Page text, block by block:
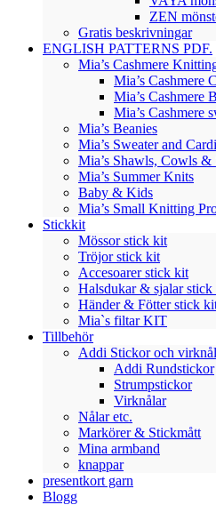
ZEN
Gratis beskrivningar
ENGLISH PATTERNS PDF.
Mia’s Cashmere
Mia’s Cashmere
Mia’s Cashmere
Mia’s Cashmere
Mia’s Beanies
Mia’s Sweater and
Mia’s Shawls, Cowls &
Mia’s Summer Knits
Baby & Kids
Mia’s Small Knitting
Stickkit
Mössor stick kit
Tröjor stick kit
Accesoarer stick kit
Halsdukar & sjalar
Händer & Fötter stick
Mia`s filtar KIT
Tillbehör
Addi Stickor och
Addi Rundstickor
Strumpstickor
Virknålar
Nålar etc.
Markörer & Stickmått
Mina armband
knappar
presentkort garn
Blogg